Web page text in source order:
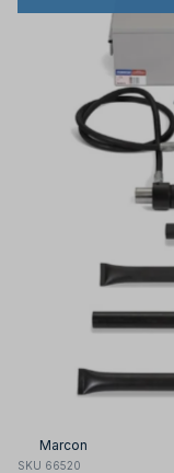
Marcon
SKU 66520